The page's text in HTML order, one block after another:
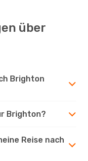
über
Brighton
Brighton?
Reise nach